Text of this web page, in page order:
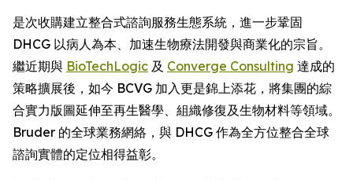
是次收購建立整合式諮詢服務生態系統，進一步鞏固
DHCG 以病人為本、加速生物療法開發與商業化的宗旨。
繼近期與 BioTechLogic 及 Converge Consulting 達成的
策略擴展後，如今 BCVG 加入更是錦上添花，將集團的綜
合實力版圖延伸至再生醫學、組織修復及生物材料等領域。
Bruder 的全球業務網絡，與 DHCG 作為全方位整合全球
諮詢實體的定位相得益彰。